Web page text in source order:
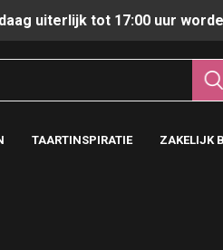
uiterlijk tot 17:00 uur
TAARTINSPIRATIE ZAKELIJK